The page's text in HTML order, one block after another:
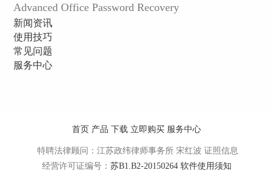
广泛的领域中。利用Office PPT不仅可以创建演示
文稿，还可以在互联网上召开面对面会议、远程会
议或在网上给观众展示演示文稿。小编现将名
为“Advanced Office Password Recovery破解过程演
示”的PPT文档设置密码为“g#”（字母与符号混
Advanced Office Password Recovery
新闻资讯
使用技巧
常见问题
服务中心
首页 产品 下载 立即购买 服务中心
特聘法律顾问：江苏政纬律师事务所 宋红波 证照信息
经营许可证编号： 苏B1.B2-20150264 软件使用须知